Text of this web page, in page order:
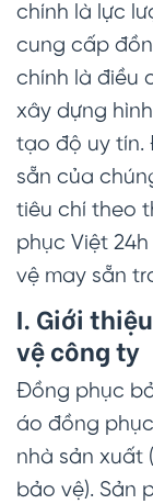
chính là lực
cung cấp
chính là điều
xây dựng
tạo độ uy tín.
sẵn của
tiêu chí theo
phục Việt
vệ may sẵn
I. Giới
vệ công ty
Đồng phục
áo đồng
nhà sản xuất
bảo vệ). Sản